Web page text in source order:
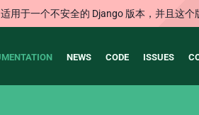
用于一个不安全的 Django 版本，并且这个
NEWS CODE ISSUES